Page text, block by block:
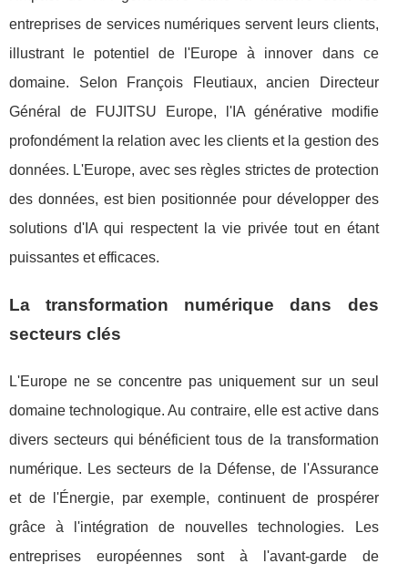
entreprises de services numériques servent leurs clients,
illustrant le potentiel de l'Europe à innover dans ce
domaine. Selon François Fleutiaux, ancien Directeur
Général de FUJITSU Europe, l'IA générative modifie
profondément la relation avec les clients et la gestion des
données. L'Europe, avec ses règles strictes de protection
des données, est bien positionnée pour développer des
solutions d'IA qui respectent la vie privée tout en étant
puissantes et efficaces.
La transformation numérique dans des
secteurs clés
L'Europe ne se concentre pas uniquement sur un seul
domaine technologique. Au contraire, elle est active dans
divers secteurs qui bénéficient tous de la transformation
numérique. Les secteurs de la Défense, de l'Assurance
et de l'Énergie, par exemple, continuent de prospérer
grâce à l'intégration de nouvelles technologies. Les
entreprises européennes sont à l'avant-garde de